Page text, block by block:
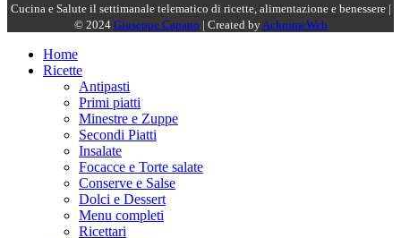
Cucina e Salute il settimanale telematico di ricette, alimentazione e benessere |
© 2024 Giuseppe Capano | Created by AchromeWeb
Home
Ricette
Antipasti
Primi piatti
Minestre e Zuppe
Secondi Piatti
Insalate
Focacce e Torte salate
Conserve e Salse
Dolci e Dessert
Menu completi
Ricettari